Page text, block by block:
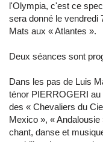
l'Olympia, c'est ce
sera donné le vendredi
Mats aux « Atlantes ».
Deux séances sont
Dans les pas de Luis
ténor PIERROGERI
des « Chevaliers du
Mexico », «
chant, danse et